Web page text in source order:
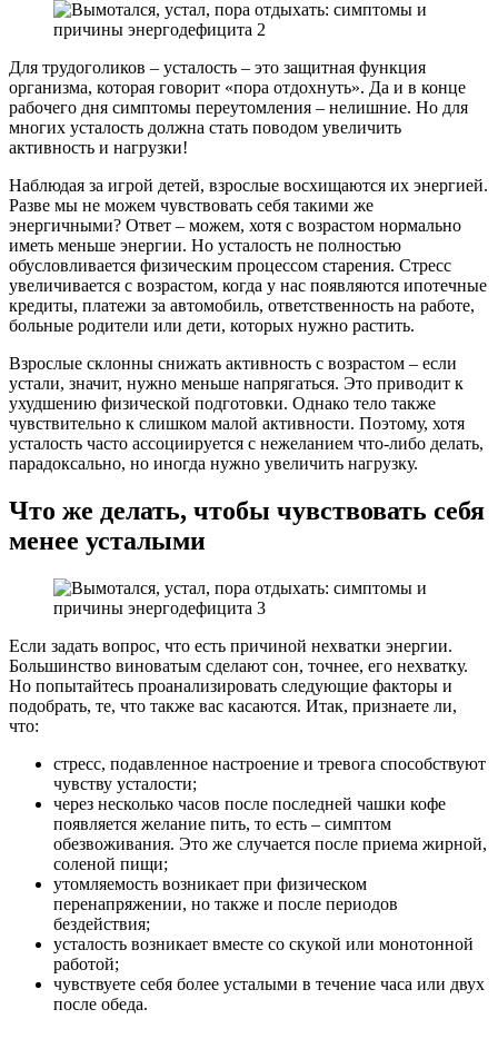
Для трудоголиков – усталость – это защитная функция
организма, которая говорит «пора отдохнуть». Да и в конце
рабочего дня симптомы переутомления – нелишние. Но для
многих усталость должна стать поводом увеличить
активность и нагрузки!
Наблюдая за игрой детей, взрослые восхищаются их энергией.
Разве мы не можем чувствовать себя такими же
энергичными? Ответ – можем, хотя с возрастом нормально
иметь меньше энергии. Но усталость не полностью
обусловливается физическим процессом старения. Стресс
увеличивается с возрастом, когда у нас появляются ипотечные
кредиты, платежи за автомобиль, ответственность на работе,
больные родители или дети, которых нужно растить.
Взрослые склонны снижать активность с возрастом – если
устали, значит, нужно меньше напрягаться. Это приводит к
ухудшению физической подготовки. Однако тело также
чувствительно к слишком малой активности. Поэтому, хотя
усталость часто ассоциируется с нежеланием что-либо делать,
парадоксально, но иногда нужно увеличить нагрузку.
Что же делать, чтобы чувствовать себя
менее усталыми
Если задать вопрос, что есть причиной нехватки энергии.
Большинство виноватым сделают сон, точнее, его нехватку.
Но попытайтесь проанализировать следующие факторы и
подобрать, те, что также вас касаются. Итак, признаете ли,
что:
стресс, подавленное настроение и тревога способствуют
чувству усталости;
через несколько часов после последней чашки кофе
появляется желание пить, то есть – симптом
обезвоживания. Это же случается после приема жирной,
соленой пищи;
утомляемость возникает при физическом
перенапряжении, но также и после периодов
бездействия;
усталость возникает вместе со скукой или монотонной
работой;
чувствуете себя более усталыми в течение часа или двух
после обеда.